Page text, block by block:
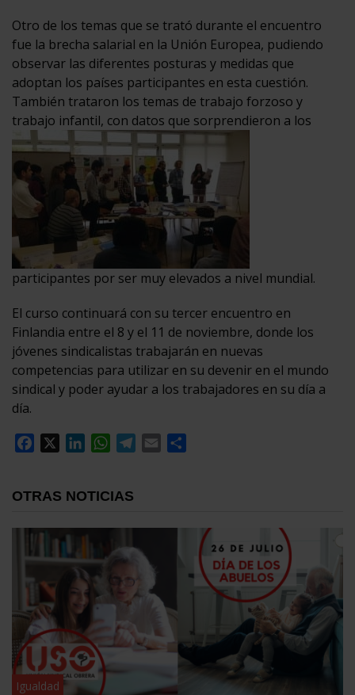
Otro de los temas que se trató durante el encuentro
fue la brecha salarial en la Unión Europea, pudiendo
observar las diferentes posturas y medidas que
adoptan los países participantes en esta cuestión.
También trataron los temas de trabajo forzoso y
trabajo infantil, con datos que sorprendieron a los
participantes por ser muy elevados a nivel mundial.
El curso continuará con su tercer encuentro en
Finlandia entre el 8 y el 11 de noviembre, donde los
jóvenes sindicalistas trabajarán en nuevas
competencias para utilizar en su devenir en el mundo
sindical y poder ayudar a los trabajadores en su día a
día.
Facebook
LinkedInWhatsApp
Telegram
Email
OTRAS NOTICIAS
Igualdad